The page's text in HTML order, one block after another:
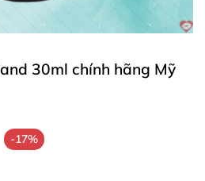
30ml chính hãng Mỹ
-17%